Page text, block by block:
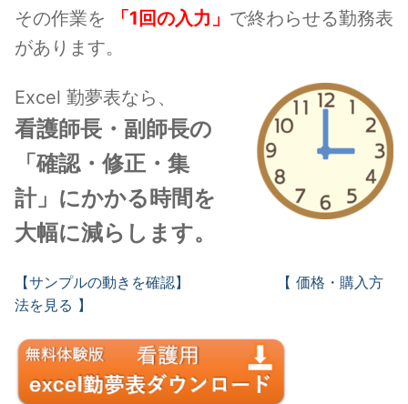
その作業を 「1回の入力」 で終わらせる勤務表
があります。
Excel 勤夢表なら、
看護師長・副師長の
「確認・修正・集
計」にかかる時間を
大幅に減らします。
【サンプルの動きを確認】
【 価格・購入方
法を見る 】